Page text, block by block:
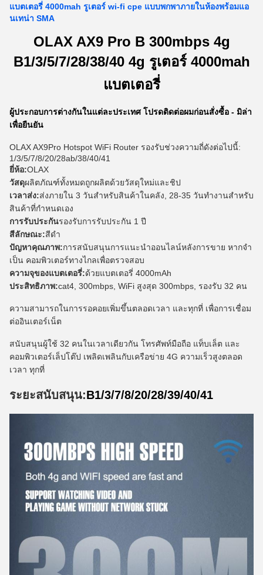
แบตเตอรี่ 4000mah รูเตอร์ wi-fi cpe แบบพกพาภายในห้องพร้อมแอ
นเทน่า SMA
OLAX AX9 Pro B 300mbps 4g
B1/3/5/7/28/38/40 4g รูเตอร์ 4000mah
แบตเตอรี่
ผู้ประกอบการต่างกันในแต่ละประเทศ โปรดติดต่อผมก่อนสั่งซื้อ - มิล่า
เพื่อยืนยัน
OLAX AX9Pro Hotspot WiFi Router รองรับช่วงความถี่ดังต่อไปนี้:
1/3/5/7/8/20/28ab/38/40/41
ยี่ห้อ:OLAX
วัสดุผลิตภัณฑ์ทั้งหมดถูกผลิตด้วยวัสดุใหม่และชิป
เวลาส่ง:ส่งภายใน 3 วันสําหรับสินค้าในคลัง, 28-35 วันทํางานสําหรับ
สินค้าที่กําหนดเอง
การรับประกันรองรับการรับประกัน 1 ปี
สีลักษณะ:สีดํา
ปัญหาคุณภาพ:การสนับสนุนการแนะนําออนไลน์หลังการขาย หากจํา
เป็น คอมพิวเตอร์ทางไกลเพื่อตรวจสอบ
ความจุของแบตเตอรี่:ด้วยแบตเตอรี่ 4000mAh
ประสิทธิภาพ:cat4, 300mbps, WiFi สูงสุด 300mbps, รองรับ 32 คน
ความสามารถในการรอคอยเพิ่มขึ้นตลอดเวลา และทุกที่ เพื่อการเชื่อม
ต่ออินเตอร์เน็ต
สนับสนุนผู้ใช้ 32 คนในเวลาเดียวกัน โทรศัพท์มือถือ แท็บเล็ต และ
คอมพิวเตอร์เล็ปโต๊ป เพลิดเพลินกับเครือข่าย 4G ความเร็วสูงตลอด
เวลา ทุกที่
ระยะสนับสนุน:B1/3/7/8/20/28/39/40/41